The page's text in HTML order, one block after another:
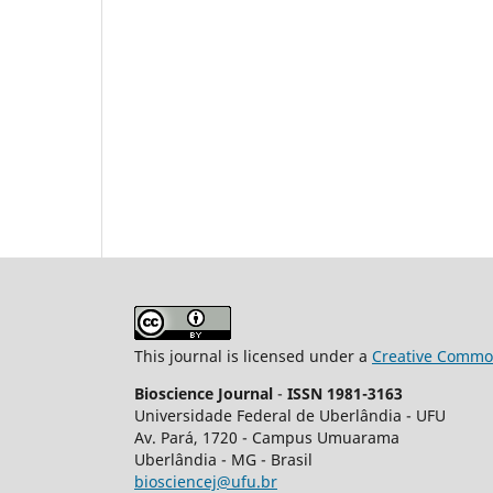
This journal is licensed under a Creative
Bioscience Journal - ISSN 1981-3163
Universidade Federal de Uberlândia - UFU
Av. Pará, 1720 - Campus Umuarama
Uberlândia - MG - Brasil
biosciencej@ufu.br